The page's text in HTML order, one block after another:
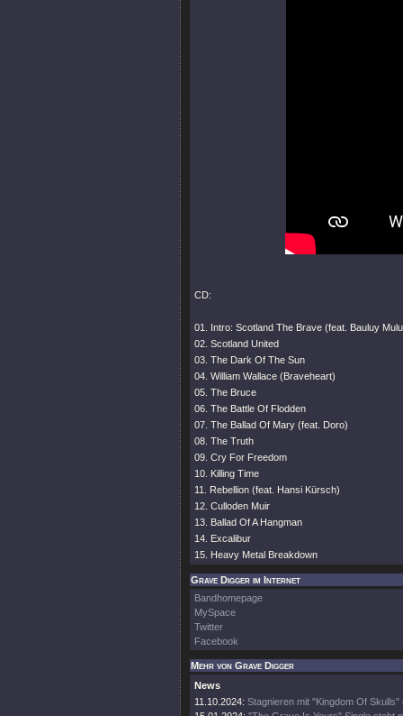
CD:
01. Intro: Scotland The Brave (feat. Bauluy
02. Scotland United
03. The Dark Of The Sun
04. William Wallace (Braveheart)
05. The Bruce
06. The Battle Of Flodden
07. The Ballad Of Mary (feat. Doro)
08. The Truth
09. Cry For Freedom
10. Killing Time
11. Rebellion (feat. Hansi Kürsch)
12. Culloden Muir
13. Ballad Of A Hangman
14. Excalibur
15. Heavy Metal Breakdown
Grave Digger im Internet
Bandhomepage
MySpace
Twitter
Facebook
Mehr von Grave Digger
News
11.10.2024: Stagnieren mit "Kingdom Of